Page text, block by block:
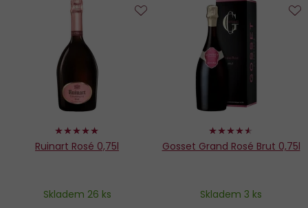
100%
Ruinart Rosé 0,75l
Skladem 26 ks
oblíbených
90%
Gosset Grand Rosé Brut 0,75l
Skladem 3 ks